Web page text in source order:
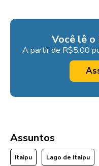
Você lê o
A partir de R$5,00
Assuntos
Itaipu Lago de Itaipu